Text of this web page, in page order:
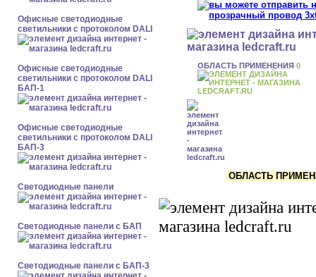
Офисные светодиодные
светильники с протоколом DALI
Офисные светодиодные
светильники с протоколом DALI
БАП-1
Офисные светодиодные
светильники с протоколом DALI
БАП-3
Cветодиодные панели
Cветодиодные панели с БАП
Cветодиодные панели с БАП-3
ОБЛАСТЬ ПРИМЕНЕНИЯ 0
ОБЛАСТЬ